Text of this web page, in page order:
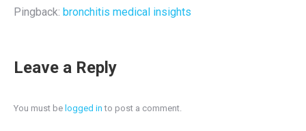
Pingback: bronchitis medical insights
Leave a Reply
You must be logged in to post a comment.